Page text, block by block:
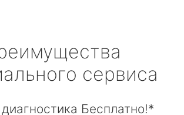
сервиса
Бесплатно!*